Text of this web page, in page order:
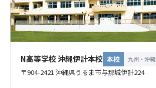
N高等学校 沖縄伊計本校 本校 九州・沖縄
〒904-2421 沖縄県うるま市与那城伊計224